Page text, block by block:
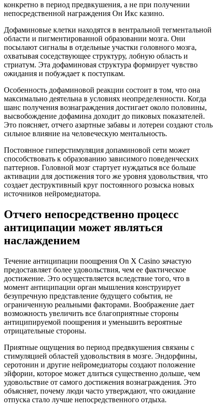
конкретно в период предвкушения, а не при получении
непосредственной награждения Он Икс казино.
Дофаминовые клетки находятся в вентральной тегментальной
области и пигментированной образовании мозга. Они
посылают сигналы в отдельные участки головного мозга,
охватывая соседствующее структуру, лобную область и
стриатум. Эта дофаминовая структура формирует чувство
ожидания и побуждает к поступкам.
Особенность дофаминовой реакции состоит в том, что она
максимально деятельна в условиях неопределенности. Когда
шанс получения вознаграждения достигает около половины,
высвобождение дофамина доходит до пиковых показателей.
Это поясняет, отчего азартные забавы и лотереи создают столь
сильное влияние на человеческую ментальность.
Постоянное гиперстимуляция допаминовой сети может
способствовать к образованию зависимого поведенческих
паттернов. Головной мозг стартует нуждаться все больше
активации для достижения того же уровня удовольствия, что
создает деструктивный круг постоянного розыска новых
источников нейромедиатора.
Отчего непосредственно процесс
антиципации может являться
наслаждением
Течение антиципации поощрения On X Casino зачастую
предоставляет более удовольствия, чем ее фактическое
достижение. Это осуществляется вследствие того, что в
момент антиципации орган мышления конструирует
безупречную представление будущего события, не
ограниченную реальными факторами. Воображение дает
возможность увеличить все благоприятные стороны
антиципируемой поощрения и уменьшить вероятные
отрицательные стороны.
Приятные ощущения во период предвкушения связаны с
стимуляцией областей удовольствия в мозге. Эндорфины,
серотонин и другие нейромедиаторы создают положение
эйфории, которое может длиться существенно дольше, чем
удовольствие от самого достижения вознаграждения. Это
объясняет, почему люди часто утверждают, что ожидание
отпуска стало лучше непосредственного отдыха.